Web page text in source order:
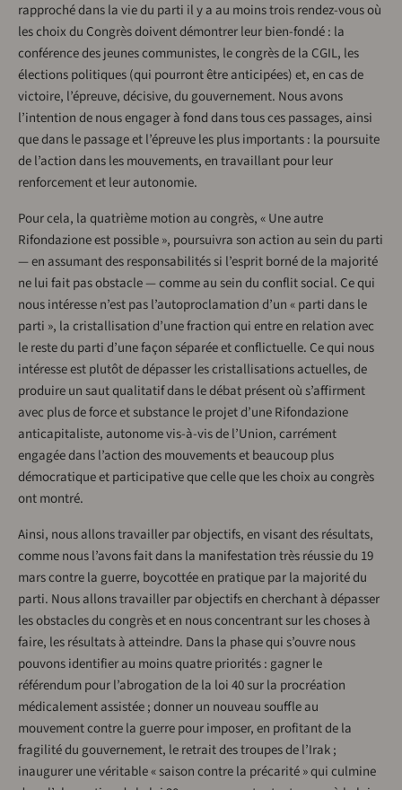
rapproché dans la vie du parti il y a au moins trois rendez-vous où
les choix du Congrès doivent démontrer leur bien-fondé : la
conférence des jeunes communistes, le congrès de la CGIL, les
élections politiques (qui pourront être anticipées) et, en cas de
victoire, l’épreuve, décisive, du gouvernement. Nous avons
l’intention de nous engager à fond dans tous ces passages, ainsi
que dans le passage et l’épreuve les plus importants : la poursuite
de l’action dans les mouvements, en travaillant pour leur
renforcement et leur autonomie.
Pour cela, la quatrième motion au congrès, « Une autre
Rifondazione est possible », poursuivra son action au sein du parti
— en assumant des responsabilités si l’esprit borné de la majorité
ne lui fait pas obstacle — comme au sein du conflit social. Ce qui
nous intéresse n’est pas l’autoproclamation d’un « parti dans le
parti », la cristallisation d’une fraction qui entre en relation avec
le reste du parti d’une façon séparée et conflictuelle. Ce qui nous
intéresse est plutôt de dépasser les cristallisations actuelles, de
produire un saut qualitatif dans le débat présent où s’affirment
avec plus de force et substance le projet d’une Rifondazione
anticapitaliste, autonome vis-à-vis de l’Union, carrément
engagée dans l’action des mouvements et beaucoup plus
démocratique et participative que celle que les choix au congrès
ont montré.
Ainsi, nous allons travailler par objectifs, en visant des résultats,
comme nous l’avons fait dans la manifestation très réussie du 19
mars contre la guerre, boycottée en pratique par la majorité du
parti. Nous allons travailler par objectifs en cherchant à dépasser
les obstacles du congrès et en nous concentrant sur les choses à
faire, les résultats à atteindre. Dans la phase qui s’ouvre nous
pouvons identifier au moins quatre priorités : gagner le
référendum pour l’abrogation de la loi 40 sur la procréation
médicalement assistée ; donner un nouveau souffle au
mouvement contre la guerre pour imposer, en profitant de la
fragilité du gouvernement, le retrait des troupes de l’Irak ;
inaugurer une véritable « saison contre la précarité » qui culmine